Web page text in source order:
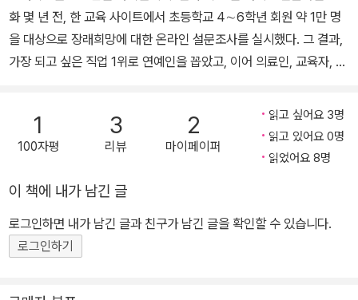
화 몇 년 전, 한 교육 사이트에서 초등학교 4∼6학년 회원 약 1만 명
을 대상으로 장래희망에 대한 온라인 설문조사를 실시했다. 그 결과,
가장 되고 싶은 직업 1위로 연예인을 꼽았고, 이어 의료인, 교육자, 예
선호도 조사와 더불어 장래희망을 어떻게 품게 되었는지에 대한 질문
에, 설문에 참여한 어린이의 절반 이상이 부모로부터 ‘커서 꼭 ○○가
돼야 한다'는 말을 듣고 있다고 응답해 상당수의 부모들이 자녀에게
의 절반 이상이 사회적으로 명망 높고 경제적인 성공이 보장된 몇몇
직업만을 희망한다는 통계는 놀랍다. 그러나 그 아이들 대부분이 부
모들이 원하는 직업과 자신의 장래 희망을 동일시하는 현실은 더욱
놀랍다. 스스로 무엇을 좋아하는지, 커서 무엇이 되고 싶은지 꿈을 꿀
1
100자평
3
리뷰
2
마이페이퍼
읽고 싶어요 3명
읽고 있어요 0명
읽었어요 8명
이 책에 내가 남긴 글
로그인하면 내가 남긴 글과 친구가 남긴 글을 확인할 수 있습니다.
로그인하기